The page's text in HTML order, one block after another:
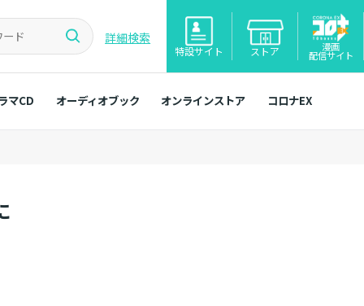
詳細検索
特設サイト ストア 漫画
配信サイト
マCD オーディオブック オンラインストア コロナEX